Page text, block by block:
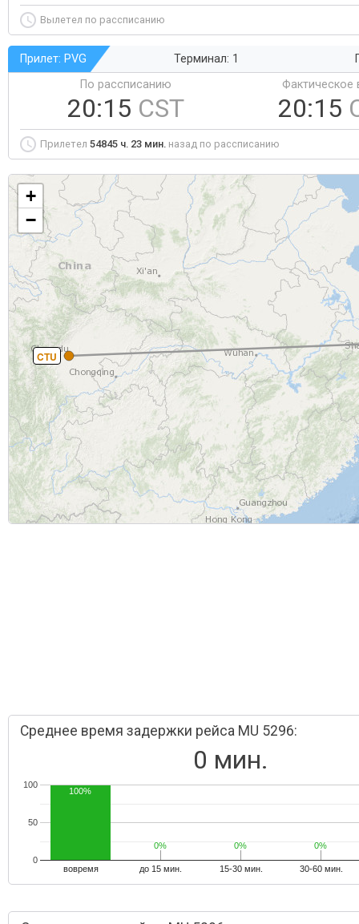
Вылетел по рассписанию
Прилет: PVG Терминал: 1
По рассписанию
20:15 CST
Фактическое
20:15
Прилетел 54845 ч. 23 мин. назад по рассписанию
CTU
+
−
Среднее время задержки рейса MU 5296:
0 мин.
вовремя до 15 мин. 15-30 мин. 30-60 мин.
0
50
100
100%
0%
0% 0%
0% 0%
0%